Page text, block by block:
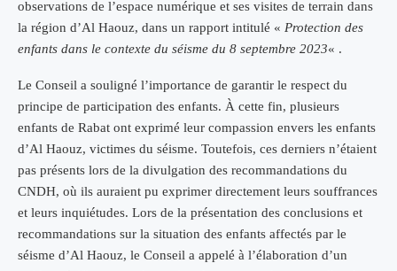
observations de l’espace numérique et ses visites de terrain dans
la région d’Al Haouz, dans un rapport intitulé « Protection des
enfants dans le contexte du séisme du 8 septembre 2023« .
Le Conseil a souligné l’importance de garantir le respect du
principe de participation des enfants. À cette fin, plusieurs
enfants de Rabat ont exprimé leur compassion envers les enfants
d’Al Haouz, victimes du séisme. Toutefois, ces derniers n’étaient
pas présents lors de la divulgation des recommandations du
CNDH, où ils auraient pu exprimer directement leurs souffrances
et leurs inquiétudes. Lors de la présentation des conclusions et
recommandations sur la situation des enfants affectés par le
séisme d’Al Haouz, le Conseil a appelé à l’élaboration d’un